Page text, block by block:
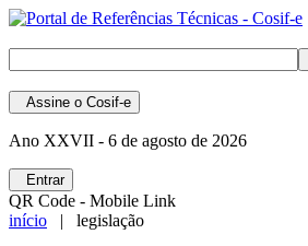
Assine o Cosif-e
Ano XXVII - 6 de agosto de 2026
Entrar
QR Code - Mobile Link
início | legislação